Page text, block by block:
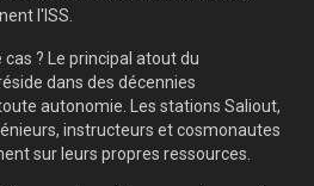
l'ISS.
? Le principal atout du
dans des décennies
autonomie. Les stations Saliout,
instructeurs et cosmonautes
sur leurs propres ressources.